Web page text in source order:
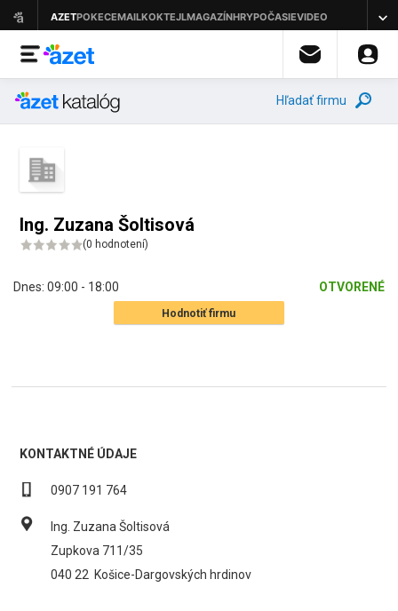
Hľadať firmu
Ing. Zuzana Šoltisová
(0 hodnotení)
Dnes: 09:00 - 18:00 OTVORENÉ
Hodnotiť firmu
KONTAKTNÉ ÚDAJE
0907 191 764
Ing. Zuzana Šoltisová
Zupkova 711/35
040 22 Košice-Dargovských hrdinov